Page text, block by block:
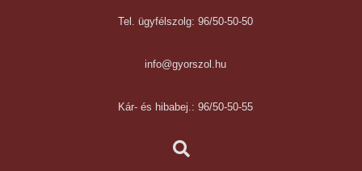
Tel. ügyfélszolg: 96/50-50-50
info@gyorszol.hu
Kár- és hibabej.: 96/50-50-55